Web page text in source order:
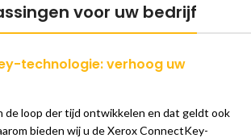
voor uw bedrijf
technologie: verhoog uw
de loop der tijd ontwikkelen en dat geldt ook
bieden wij u de Xerox ConnectKey-